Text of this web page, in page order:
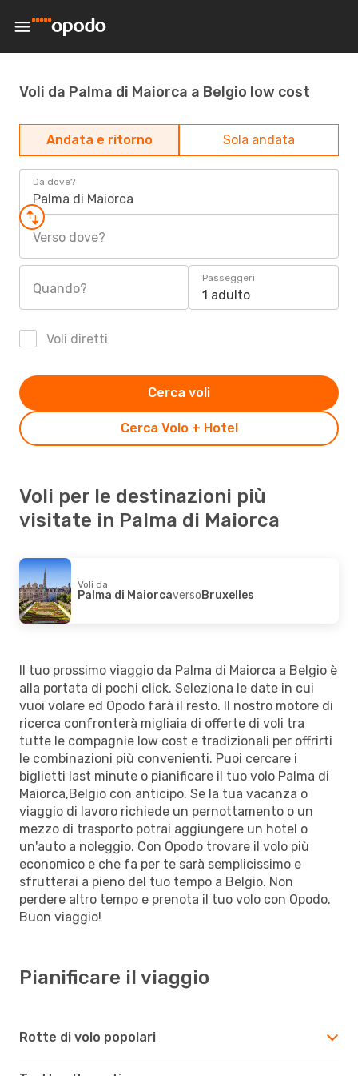
Voli da Palma di Maiorca a Belgio low cost
Andata e ritorno Sola andata
Da dove?
Palma di Maiorca
Verso dove?
Quando?
Passeggeri
1 adulto
Voli diretti
Cerca Volo + Hotel
Cerca voli
Voli per le destinazioni più
visitate in Palma di Maiorca
Voli da
Palma di MaiorcaversoBruxelles
Il tuo prossimo viaggio da Palma di Maiorca a Belgio è
alla portata di pochi click. Seleziona le date in cui
vuoi volare ed Opodo farà il resto. Il nostro motore di
ricerca confronterà migliaia di offerte di voli tra
tutte le compagnie low cost e tradizionali per offrirti
le combinazioni più convenienti. Puoi cercare i
biglietti last minute o pianificare il tuo volo Palma di
Maiorca,Belgio con anticipo. Se la tua vacanza o
viaggio di lavoro richiede un pernottamento o un
mezzo di trasporto potrai aggiungere un hotel o
un'auto a noleggio. Con Opodo trovare il volo più
economico e che fa per te sarà semplicissimo e
sfrutterai a pieno del tuo tempo a Belgio. Non
perdere altro tempo e prenota il tuo volo con Opodo.
Buon viaggio!
Pianificare il viaggio
Rotte di volo popolari